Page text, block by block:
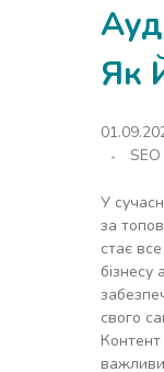
Як
SEO
У
за
стає
бізнесу
свого